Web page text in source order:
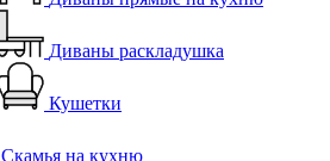
Диваны раскладушка
Кушетки
Скамья на кухню